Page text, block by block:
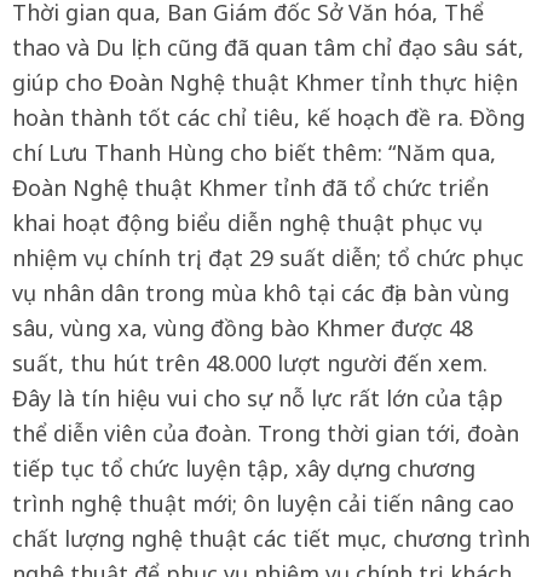
Thời gian qua, Ban Giám đốc Sở Văn hóa, Thể
thao và Du lịch cũng đã quan tâm chỉ đạo sâu sát,
giúp cho Đoàn Nghệ thuật Khmer tỉnh thực hiện
hoàn thành tốt các chỉ tiêu, kế hoạch đề ra. Đồng
chí Lưu Thanh Hùng cho biết thêm: “Năm qua,
Đoàn Nghệ thuật Khmer tỉnh đã tổ chức triển
khai hoạt động biểu diễn nghệ thuật phục vụ
nhiệm vụ chính trị, đạt 29 suất diễn; tổ chức phục
vụ nhân dân trong mùa khô tại các địa bàn vùng
sâu, vùng xa, vùng đồng bào Khmer được 48
suất, thu hút trên 48.000 lượt người đến xem.
Đây là tín hiệu vui cho sự nỗ lực rất lớn của tập
thể diễn viên của đoàn. Trong thời gian tới, đoàn
tiếp tục tổ chức luyện tập, xây dựng chương
trình nghệ thuật mới; ôn luyện cải tiến nâng cao
chất lượng nghệ thuật các tiết mục, chương trình